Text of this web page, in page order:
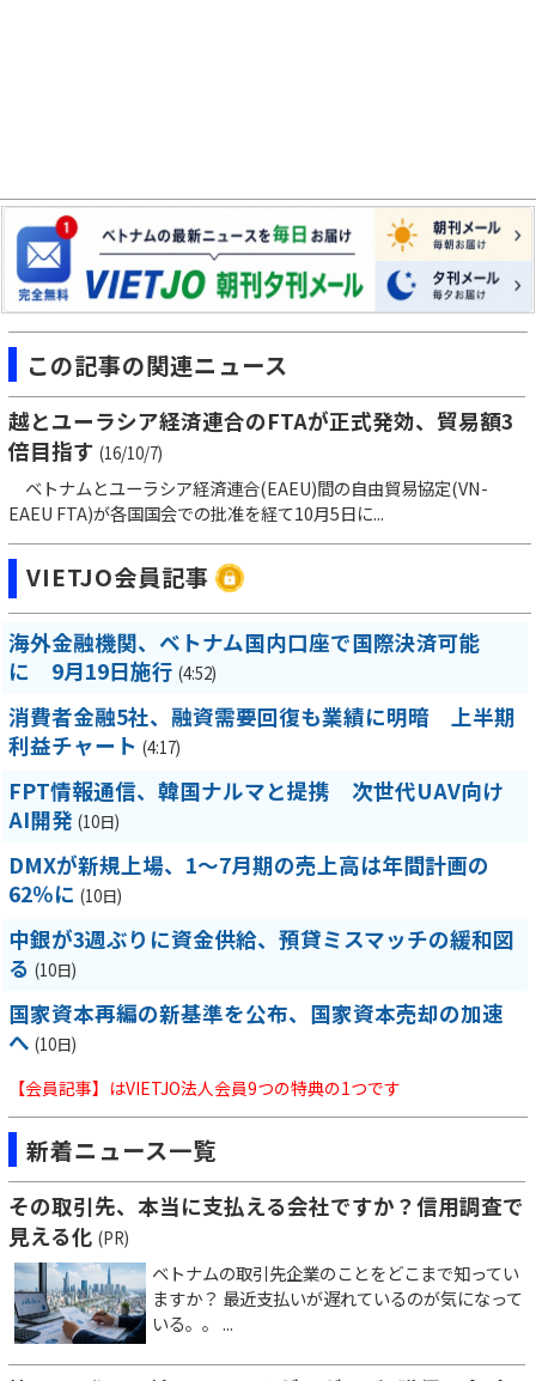
この記事の関連ニュース
越とユーラシア経済連合のFTAが正式発効、貿易額3
倍目指す (16/10/7)
ベトナムとユーラシア経済連合(EAEU)間の自由貿易協定(VN-
EAEU FTA)が各国国会での批准を経て10月5日に...
VIETJO会員記事
海外金融機関、ベトナム国内口座で国際決済可能
に 9月19日施行 (4:52)
消費者金融5社、融資需要回復も業績に明暗 上半期
利益チャート (4:17)
FPT情報通信、韓国ナルマと提携 次世代UAV向け
AI開発 (10日)
DMXが新規上場、1～7月期の売上高は年間計画の
62％に (10日)
中銀が3週ぶりに資金供給、預貸ミスマッチの緩和図
る (10日)
国家資本再編の新基準を公布、国家資本売却の加速
へ (10日)
【会員記事】はVIETJO法人会員9つの特典の1つです
新着ニュース一覧
その取引先、本当に支払える会社ですか？信用調査で
見える化 (PR)
ベトナムの取引先企業のことをどこまで知ってい
ますか？ 最近支払いが遅れているのが気になって
いる。。 ...